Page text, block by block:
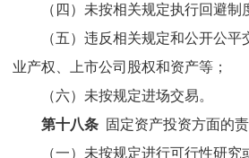
（四） 未按相关规定执行回避制
（五）违反相关规定和公开公
业产权、上市公司股权和资产等；
（六）未按规定进场交易。
第十八条 固定资产投资方面的
（一）未按规定进行可行性研究